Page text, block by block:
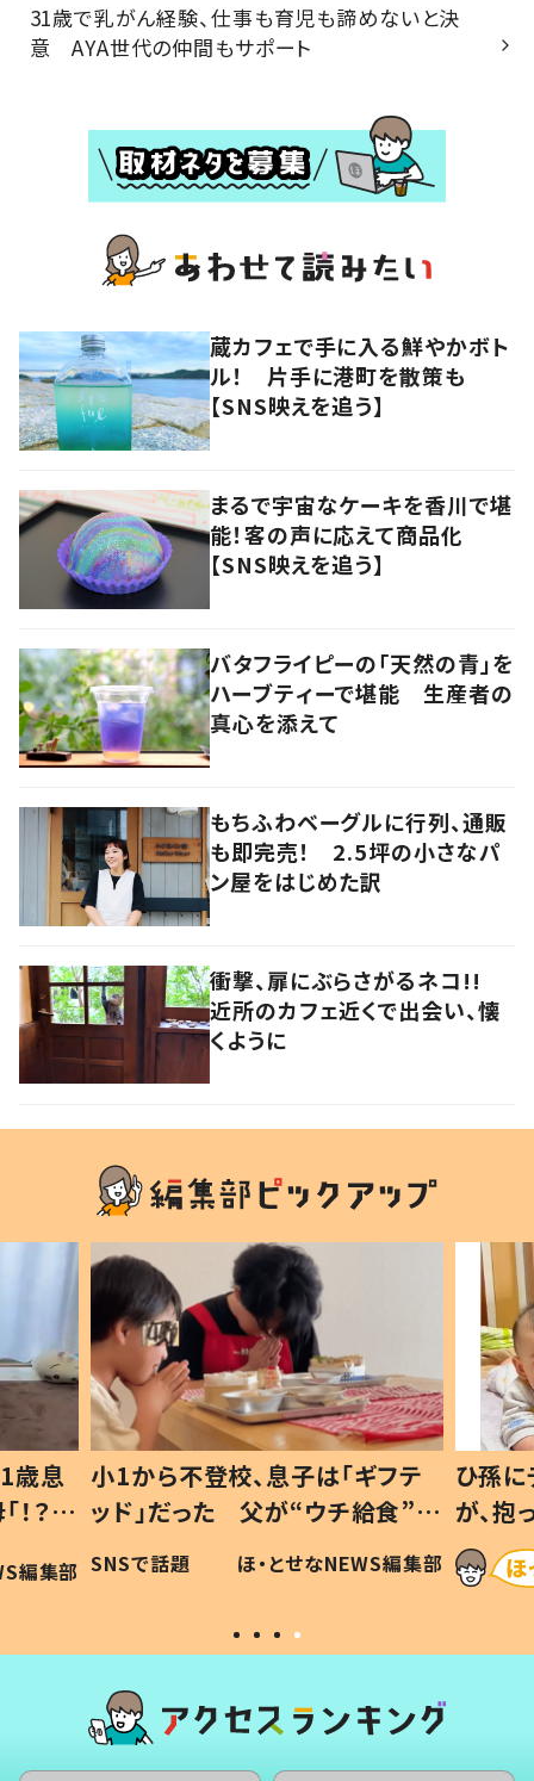
31歳で乳がん経験、仕事も育児も諦めないと決
意 AYA世代の仲間もサポート
蔵カフェで手に入る鮮やかボト
ル！ 片手に港町を散策も
【SNS映えを追う】
まるで宇宙なケーキを香川で堪
能！客の声に応えて商品化
【SNS映えを追う】
バタフライピーの「天然の青」を
ハーブティーで堪能 生産者の
真心を添えて
もちふわベーグルに行列、通販
も即完売！ 2.5坪の小さなパ
ン屋をはじめた訳
衝撃、扉にぶらさがるネコ!!
近所のカフェ近くで出会い、懐
くように
歳息
？」
編集部
小1から不登校、息子は「ギフテ
ッド」だった 父が“ウチ給食”を
作り続ける理由とは #令和の親
#令和の子
SNSで話題 ほ・とせなNEWS編集部
ひ孫
が、
「涙が
い」